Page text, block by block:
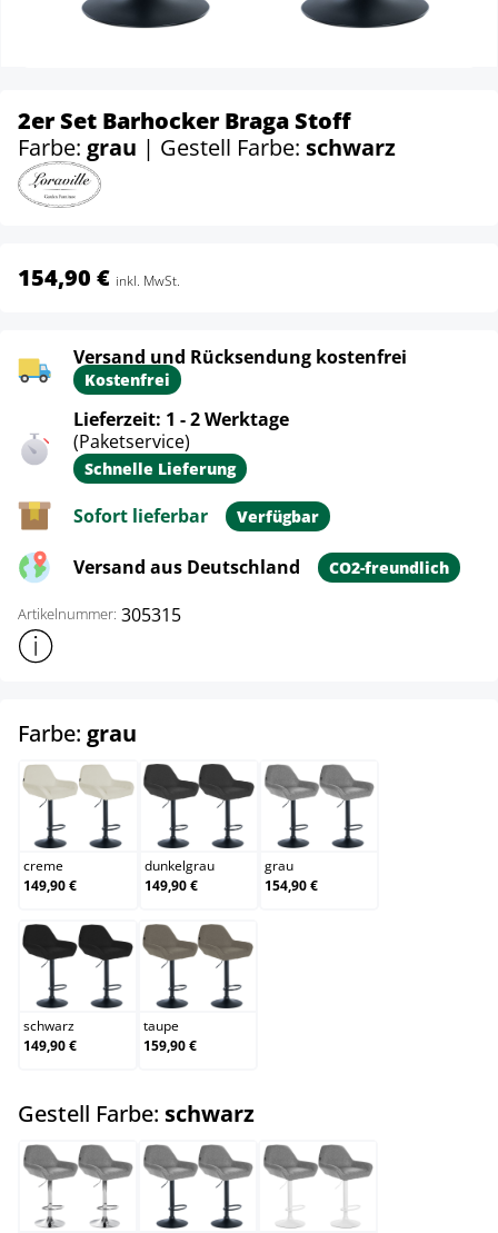
2er Set Barhocker Braga Stoff
Farbe: grau | Gestell Farbe: schwarz
154,90 € inkl. MwSt.
Versand und Rücksendung kostenfrei
Kostenfrei
Lieferzeit: 1 - 2 Werktage
(Paketservice)
Schnelle Lieferung
Sofort lieferbar Verfügbar
Versand aus Deutschland CO2-freundlich
Artikelnummer: 305315
Weitere Produktinformationen anzeigen
Farbe: grau
creme
creme
149,90 €
dunkelgrau
dunkelgrau
149,90 €
grau
grau
154,90 €
schwarz
schwarz
149,90 €
taupe
taupe
159,90 €
Gestell Farbe: schwarzauswählen
chrom schwarz